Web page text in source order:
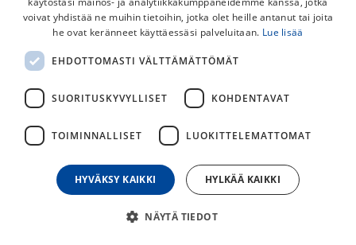
Crankbrothers Speedier Lever
Rengasrauta
(rengasmuovi), joka helpottaa renkaan vaihtoa.
€
voivat yhdistää ne muihin tietoihin, jotka olet heille antanut tai joita
he ovat keränneet käyttäessäsi palveluitaan. Lue lisää
EHDOTTOMASTI VÄLTTÄMÄTTÖMÄT
SUORITUSKYVYLLISET KOHDENTAVAT
TOIMINNALLISET LUOKITTELEMATTOMAT
HYVÄKSY KAIKKI HYLKÄÄ KAIKKI
NÄYTÄ TIEDOT